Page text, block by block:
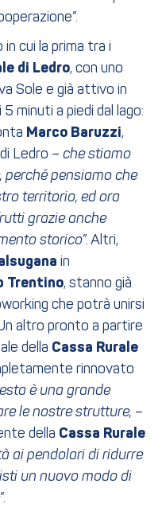
cui la prima tra i
di Ledro, con uno
Sole e già attivo in
minuti a piedi dal lago:
Marco Baruzzi,
Ledro – che stiamo
perché pensiamo che
territorio, ed ora
grazie anche
storico”. Altri,
in
Trentino, stanno già
che potrà unirsi
altro pronto a partire
della Cassa Rurale
rinnovato
è una grande
le nostre strutture, –
della Cassa Rurale
ai pendolari di ridurre
un nuovo modo di
”.